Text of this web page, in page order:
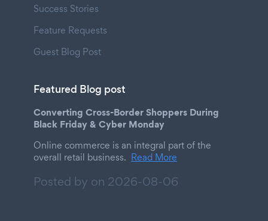
Success Stories
Feature Requests
Guest Blog Post
Featured Blog post
Converting Cross-Border Shoppers During
Black Friday & Cyber Monday
Online commerce is an integral part of the
overall retail business. Read More
Posted by on 2026-08-06